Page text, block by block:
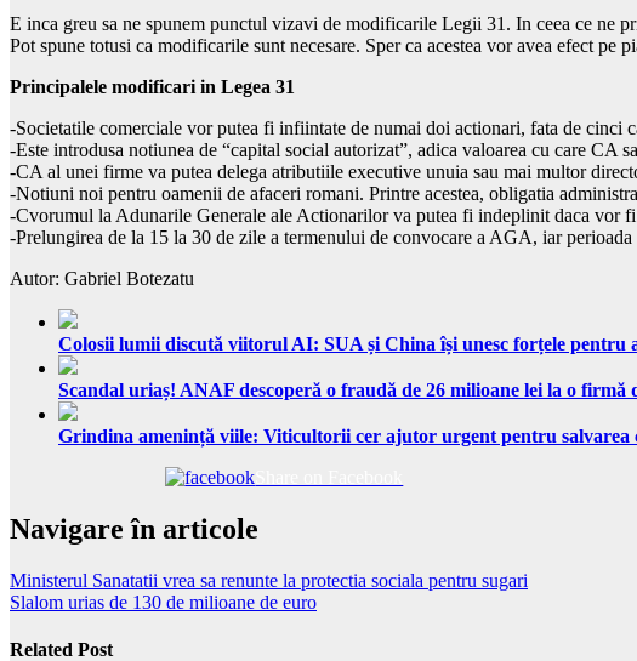
E inca greu sa ne spunem punctul vizavi de modificarile Legii 31. In ceea ce ne
Pot spune totusi ca modificarile sunt necesare. Sper ca acestea vor avea efect
Principalele modificari in Legea 31
-Societatile comerciale vor putea fi infiintate de numai doi actionari, fata de cinci
-Este introdusa notiunea de “capital social autorizat”, adica valoarea cu care
-CA al unei firme va putea delega atributiile executive unuia sau mai multor
-Notiuni noi pentru oamenii de afaceri romani. Printre acestea, obligatia
-Cvorumul la Adunarile Generale ale Actionarilor va putea fi indeplinit daca vor
-Prelungirea de la 15 la 30 de zile a termenului de convocare a AGA, iar
Autor: Gabriel Botezatu
Colosii lumii discută viitorul AI: SUA și China își unesc forțele pentru
Scandal uriaș! ANAF descoperă o fraudă de 26 milioane lei la o
Grindina amenință viile: Viticultorii cer ajutor urgent pentru
Navigare în articole
Ministerul Sanatatii vrea sa renunte la protectia sociala pentru sugari
Slalom urias de 130 de milioane de euro
Related Post